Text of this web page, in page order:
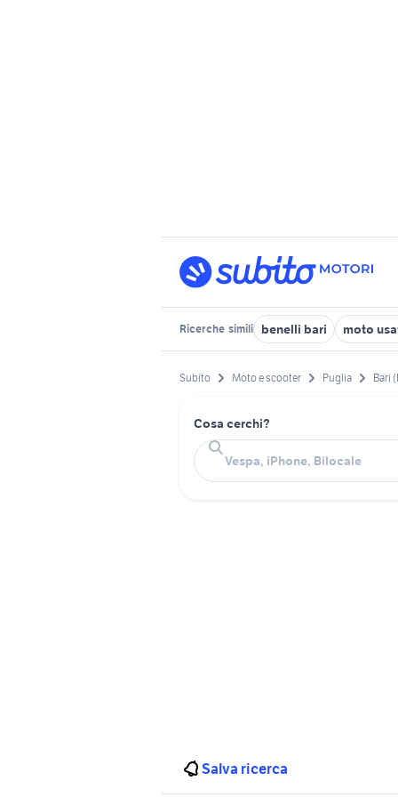
Ricerche simili benelli bari moto
Subito Moto e scooter Puglia Bari
Cosa cerchi?
Salva ricerca